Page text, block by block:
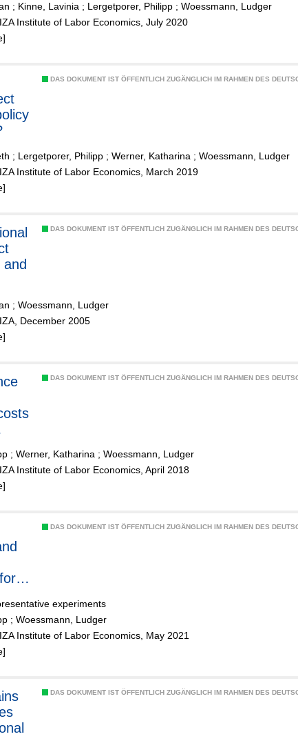
; Kinne, Lavinia ; Lergetporer, Philipp ; Woessmann, Ludger
Institute of Labor Economics, July 2020
DAS DOKUMENT IST ÖFFENTLICH ZUGÄNGLICH IM RAHMEN DES
; Lergetporer, Philipp ; Werner, Katharina ; Woessmann, Ludger
Institute of Labor Economics, March 2019
DAS DOKUMENT IST ÖFFENTLICH ZUGÄNGLICH IM RAHMEN DES
and
; Woessmann, Ludger
December 2005
DAS DOKUMENT IST ÖFFENTLICH ZUGÄNGLICH IM RAHMEN DES
; Werner, Katharina ; Woessmann, Ludger
Institute of Labor Economics, April 2018
DAS DOKUMENT IST ÖFFENTLICH ZUGÄNGLICH IM RAHMEN DES
experiments
; Woessmann, Ludger
Institute of Labor Economics, May 2021
DAS DOKUMENT IST ÖFFENTLICH ZUGÄNGLICH IM RAHMEN DES